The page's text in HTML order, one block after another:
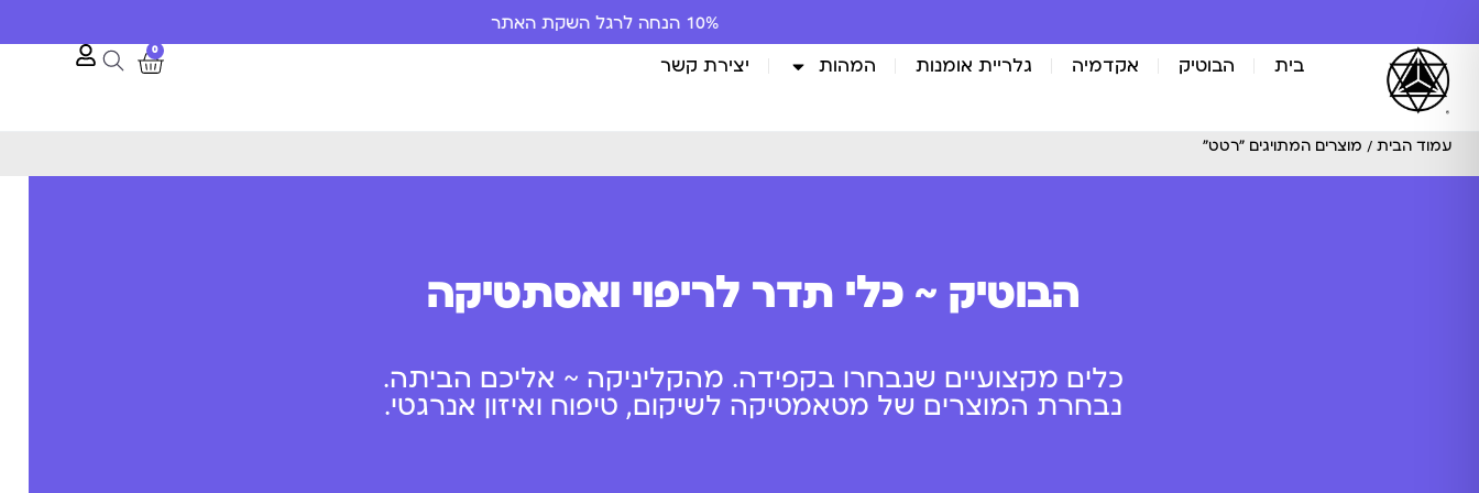
בית הבוטיק אקדמיה גלריית אומנות המהות יצירת קשר
0
עמוד הבית / מוצרים המתויגים “רטט”
הבוטיק ~ כלי תדר לריפוי ואסתטיקה
כלים מקצועיים שנבחרו בקפידה. מהקליניקה ~ אליכם הביתה.
נבחרת המוצרים של מטאמטיקה לשיקום, טיפוח ואיזון אנרגטי.